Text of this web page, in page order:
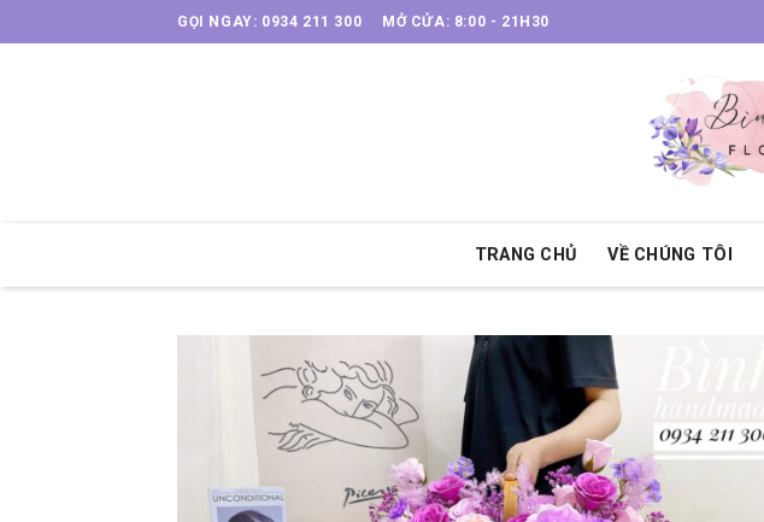
to
GỌI NGAY: 0934 211 300 MỞ CỬA: 8:00 - 21H30
TRANG CHỦ VỀ CHÚNG TÔI